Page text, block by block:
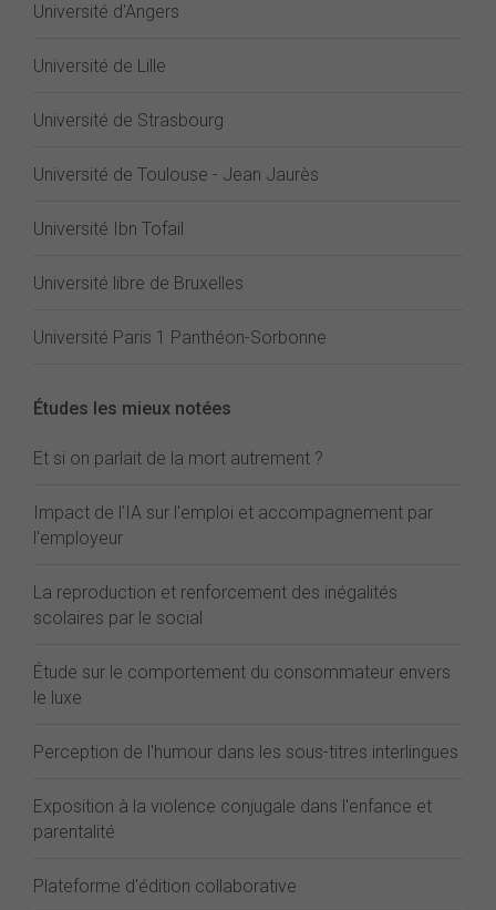
Université d'Angers
Université de Lille
Université de Strasbourg
Université de Toulouse - Jean Jaurès
Université Ibn Tofail
Université libre de Bruxelles
Université Paris 1 Panthéon-Sorbonne
Études les mieux notées
Et si on parlait de la mort autrement ?
Impact de l'IA sur l'emploi et accompagnement par
l'employeur
La reproduction et renforcement des inégalités
scolaires par le social
Étude sur le comportement du consommateur envers
le luxe
Perception de l'humour dans les sous-titres interlingues
Exposition à la violence conjugale dans l'enfance et
parentalité
Plateforme d'édition collaborative